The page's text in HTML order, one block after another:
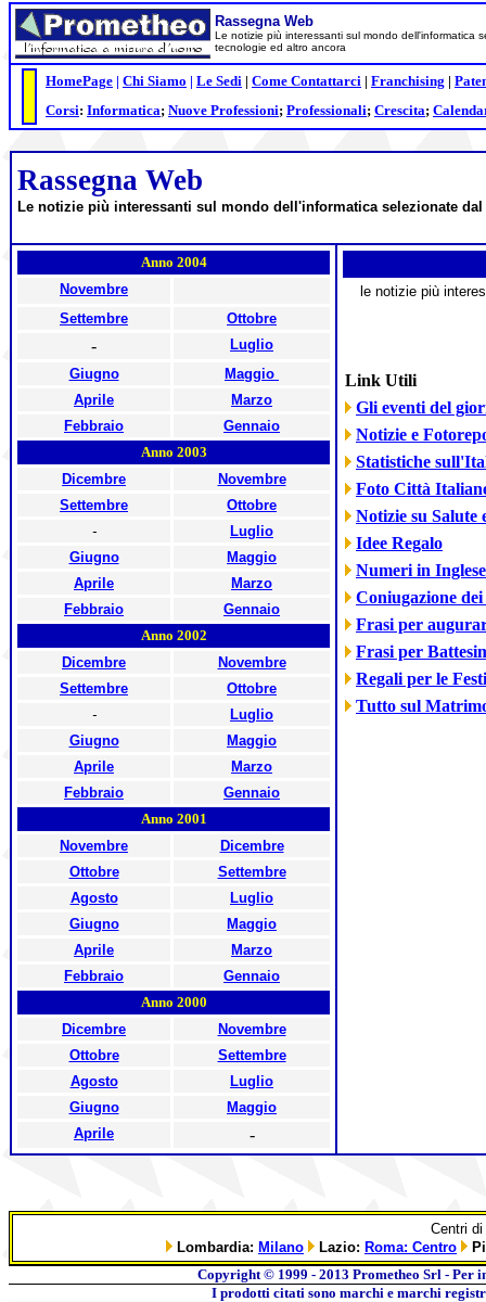
Rassegna Web
Le notizie più interessanti sul mondo dell'informatica
tecnologie ed altro ancora
HomePage | Chi Siamo | Le Sedi | Come Contattarci | Franchising |
Corsi: Informatica; Nuove Professioni; Professionali; Crescita;
Rassegna Web
Le notizie più interessanti sul mondo dell'informatica selezionate dal
Anno 2004
Novembre
Settembre
Ottobre
-
Luglio
Giugno
Maggio
Aprile
Marzo
Febbraio
Gennaio
Anno 2003
Dicembre
Novembre
Settembre
Ottobre
-
Luglio
Giugno
Maggio
Aprile
Marzo
Febbraio
Gennaio
Anno 2002
Dicembre
Novembre
Settembre
Ottobre
-
Luglio
Giugno
Maggio
Aprile
Marzo
Febbraio
Gennaio
Anno 2001
Novembre
Dicembre
Ottobre
Settembre
Agosto
Luglio
Giugno
Maggio
Aprile
Marzo
Febbraio
Gennaio
Anno 2000
Dicembre
Novembre
Ottobre
Settembre
Agosto
Luglio
Giugno
Maggio
Aprile
-
le notizie più
Link Utili
Gli eventi del
Notizie e
Statistiche
Foto Città
Notizie su Salute
Idee Regalo
Numeri in Inglese
Coniugazione
Frasi per
Frasi per
Regali per le
Tutto sul
Centri
Lombardia: Milano Lazio: Roma: Centro
Copyright © 1999 - 2013 Prometheo Srl - Per
I prodotti citati sono marchi e marchi